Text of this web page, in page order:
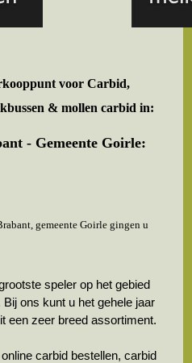
voorCarbid,
& mollen carbid in:
- Gemeente Goirle:
gemeente Goirle gingen u
speler op het gebied
ons kunt u het gehele jaar
een zeer breed assortiment.
carbid bestellen, carbid